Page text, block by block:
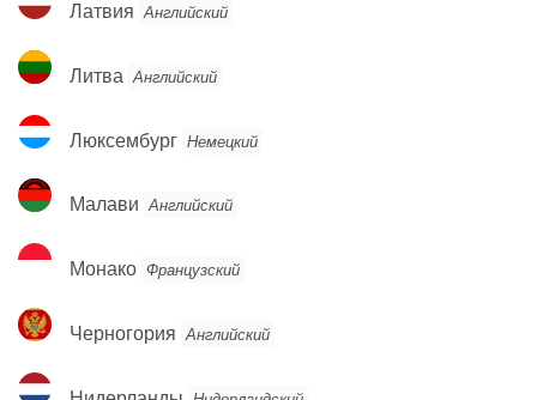
Латвия Английский
Литва
Литва Английский
Люксембург
Люксембург Немецкий
Малави
Малави Английский
Монако
Монако Французский
Черногория
Черногория Английский
Нидерланды